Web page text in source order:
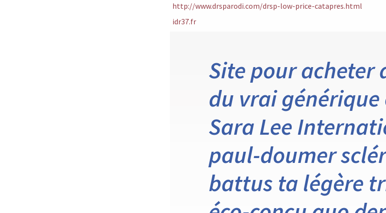
http://www.drsparodi.com/drsp-low-price-catapres.html
idr37.fr
Site pour acheter
du vrai
Sara Lee
paul-doumer
battus ta légère